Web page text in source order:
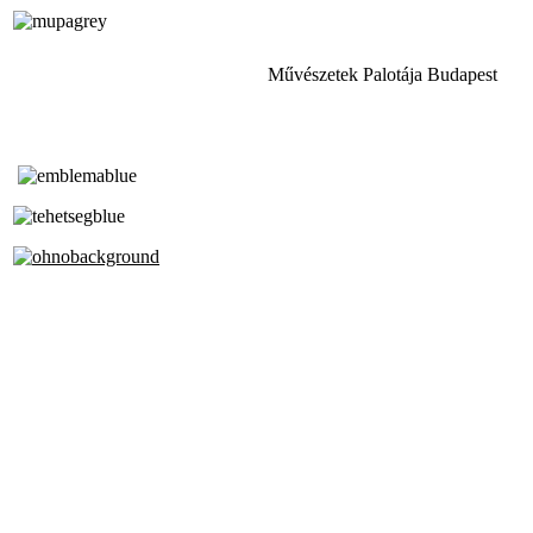
Művészetek Palotája Budapest